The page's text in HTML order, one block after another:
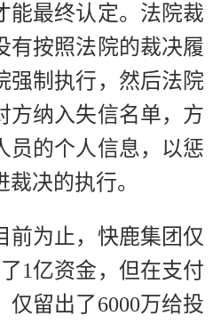
能最终认定。法院裁
有按照法院的裁决履
强制执行，然后法院
方纳入失信名单，方
员的个人信息，以惩
决的执行。
前为止，快鹿集团仅
1亿资金，但在支付
仅留出了6000万给投